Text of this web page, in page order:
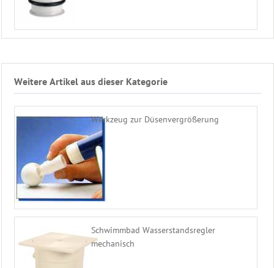
Weitere Artikel aus dieser Kategorie
Werkzeug zur Düsenvergrößerung
Schwimmbad Wasserstandsregler
mechanisch